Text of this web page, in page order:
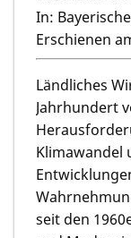
In:
Erschienen
Ländliches
Jahrhundert
Klimawandel
seit den